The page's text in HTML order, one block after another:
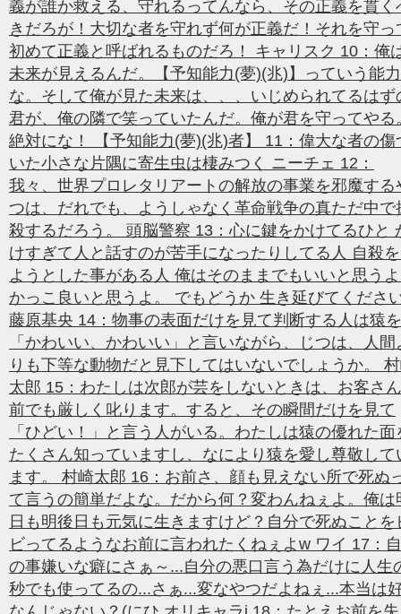
義が誰か救える、守れるってんなら、その正義を貫く
きだろが！大切な者を守れず何が正義だ！それを守っ
初めて正義と呼ばれるものだろ！ キャリスク 10：俺
未来が見えるんだ。【予知能力(夢)(兆)】っていう能
な。そして俺が見た未来は、、、いじめられてるはず
君が、俺の隣で笑っていたんだ。俺が君を守ってやる
絶対にな！ 【予知能力(夢)(兆)者】 11：偉大な者の傷
いた小さな片隅に寄生虫は棲みつく ニーチェ 12：
我々、世界プロレタリアートの解放の事業を邪魔する
つは、だれでも、ようしゃなく革命戦争の真ただ中で
殺するだろう。 頭脳警察 13：心に鍵をかけてるひと
けすぎて人と話すのが苦手になったりしてる人 自殺
ようとした事がある人 俺はそのままでもいいと思う
かっこ良いと思うよ。 でもどうか 生き延びてくださ
藤原基央 14：物事の表面だけを見て判断する人は猿を
「かわいい、かわいい」と言いながら、じつは、人間
りも下等な動物だと見下してはいないでしょうか。
太郎 15：わたしは次郎が芸をしないときは、お客さ
前でも厳しく叱ります。すると、その瞬間だけを見て
「ひどい！」と言う人がいる。わたしは猿の優れた面
たくさん知っていますし、なにより猿を愛し尊敬して
ます。 村崎太郎 16：お前さ、顔も見えない所で死ぬ
て言うの簡単だよな。だから何？変わんねぇよ。俺は
日も明後日も元気に生きますけど？自分で死ぬことを
ビってるようなお前に言われたくねぇよw ワイ 17：
の事嫌いな癖にさぁ～...自分の悪口言う為だけに人生
秒でも使ってるの...さぁ...変なやつだよねぇ...本当は